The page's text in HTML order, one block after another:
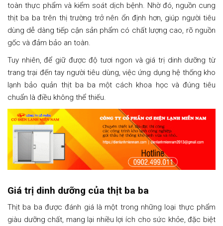
toàn thực phẩm và kiểm soát dịch bệnh. Nhờ đó, nguồn cung
thịt ba ba trên thị trường trở nên ổn định hơn, giúp người tiêu
dùng dễ dàng tiếp cận sản phẩm có chất lượng cao, rõ nguồn
gốc và đảm bảo an toàn.
Tuy nhiên, để giữ được độ tươi ngon và giá trị dinh dưỡng từ
trang trại đến tay người tiêu dùng, việc ứng dụng hệ thống kho
lạnh bảo quản thịt ba ba một cách khoa học và đúng tiêu
chuẩn là điều không thể thiếu.
Giá trị dinh dưỡng của thịt ba ba
Thịt ba ba được đánh giá là một trong những loại thực phẩm
giàu dưỡng chất, mang lại nhiều lợi ích cho sức khỏe, đặc biệt